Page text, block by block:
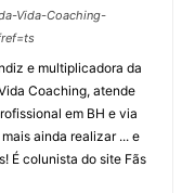
Vida-Coaching-
e multiplicadora da
Coaching, atende
em BH e via
ainda realizar ... e
É colunista do site Fãs